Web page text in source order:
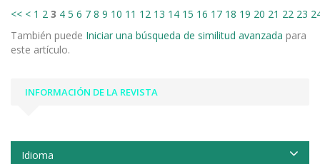
<< < 1 2 3 4 5 6 7 8 9 10 11 12 13 14 15 16 17 18 19 20 21 22 23
También puede Iniciar una búsqueda de similitud avanzada para
este artículo.
INFORMACIÓN DE LA REVISTA
Idioma